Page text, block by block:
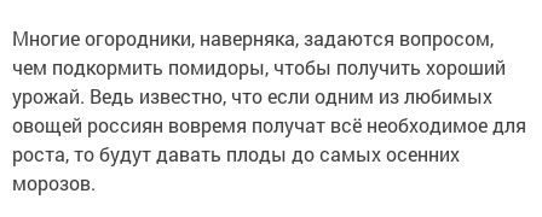
Многие огородники, наверняка, задаются вопросом,
чем подкормить помидоры, чтобы получить хороший
урожай. Ведь известно, что если одним из любимых
овощей россиян вовремя получат всё необходимое для
роста, то будут давать плоды до самых осенних
морозов.